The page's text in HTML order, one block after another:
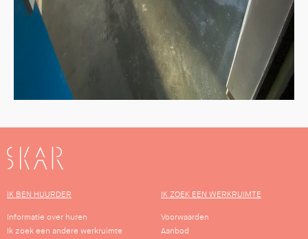
SKAR
IK BEN HUURDER
Informatie over huren
Ik zoek een andere werkruimte
IK ZOEK EEN WERKRUIMTE
Voorwaarden
Aanbod